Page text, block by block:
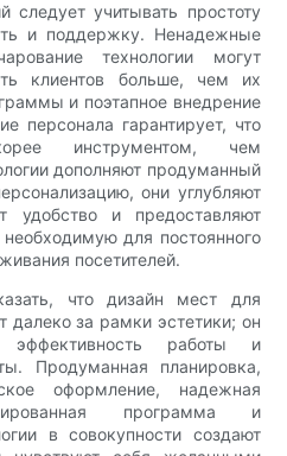
следует учитывать простоту
и поддержку. Ненадежные
технологии могут
клиентов больше, чем их
и поэтапное внедрение
персонала гарантирует, что
инструментом, чем
дополняют продуманный
они углубляют
удобство и предоставляют
для постоянного
посетителей.
что дизайн мест для
далеко за рамки эстетики; он
эффективность работы и
Продуманная планировка,
оформление, надежная
программа и
в совокупности создают